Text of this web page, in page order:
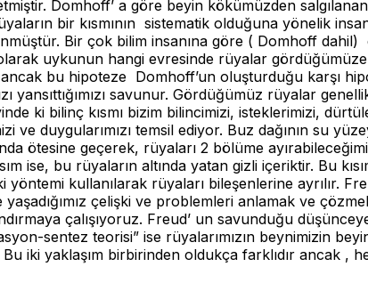
Domhoff’ a göre beyin kökümüzden
bir kısmının sistematik olduğuna yönelik
Bir çok bilim insanına göre ( Domhoff
uykunun hangi evresinde rüyalar
bu hipoteze Domhoff’un oluşturduğu karşı
yansıttığımızı savunur. Gördüğümüz rüyalar
ki bilinç kısmı bizim bilincimizi, isteklerimizi,
duygularımızı temsil ediyor. Buz dağının su
ötesine geçerek, rüyaları 2 bölüme
ise, bu rüyaların altında yatan gizli içeriktir. Bu
kullanılarak rüyaları bileşenlerine ayrılır.
yaşadığımız çelişki ve problemleri anlamak ve
çalışıyoruz. Freud’ un savunduğu düşünceye
sentez teorisi” ise rüyalarımızın beynimizin
iki yaklaşım birbirinden oldukça farklıdır ancak ,